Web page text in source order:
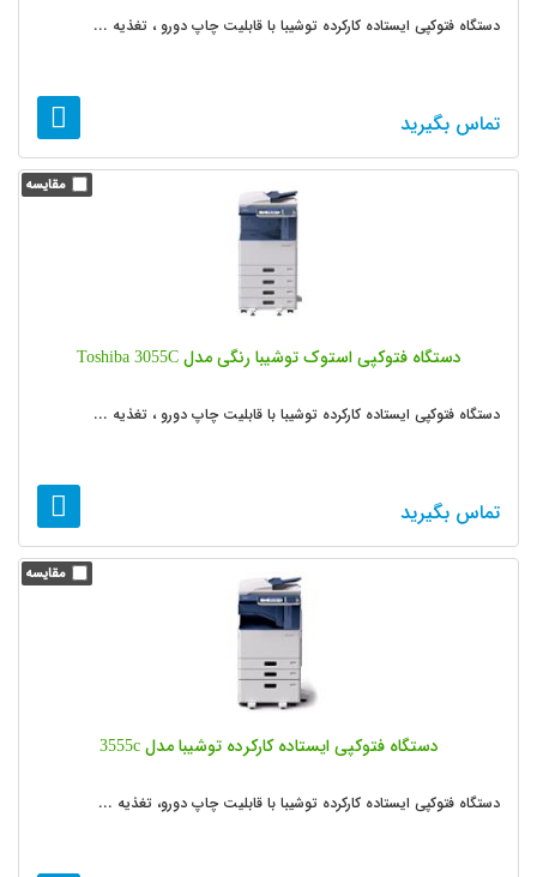
دستگاه فتوکپی ایستاده کارکرده توشیبا با قابلیت چاپ دورو ، تغذیه ...
تماس بگیرید
دستگاه فتوکپی استوک توشیبا رنگی مدل Toshiba 3055C
دستگاه فتوکپی ایستاده کارکرده توشیبا با قابلیت چاپ دورو ، تغذیه ...
تماس بگیرید
دستگاه فتوکپی ایستاده کارکرده توشیبا مدل 3555c
دستگاه فتوکپی ایستاده کارکرده توشیبا با قابلیت چاپ دورو، تغذیه ...